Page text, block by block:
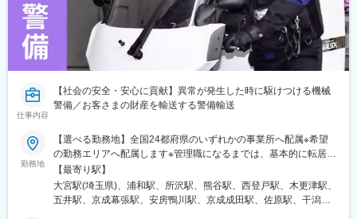
駅、千葉みなと駅、岩本町駅、京橋駅(東京都)、日比谷駅、虎ノ門
駅、麹町駅、小伝馬町駅、浜町駅、東日本橋駅、白金高輪駅、六
本木一丁目駅、築地市場駅、乃木坂駅、東新宿駅、四ツ谷駅、牛
込柳町駅、四谷三丁目駅、江戸川橋駅、不動前駅、高輪台駅、
代々木公園駅、東池袋四丁目駅、羽田空港第２ターミナル駅(東京
モノレール・ＡＮＡ利用)、多磨霊園駅、横浜駅、馬車道駅、新千
葉駅
仕事内容
【社会の安全・安心に貢献】異常が発生した時に駆けつける機械
警備／お客さまの財産を輸送する警備輸送
勤務地
【選べる勤務地】全国24都府県のいずれかの事業所へ配属※希望
の勤務エリアへ配属します※管理職になるまでは、基本的に転居を
伴う転勤はありません。※3～5年間、所属事務所に在籍のまま、
東京や大阪などで勤務できる“他所勤務”制度もあります。＜募集エ
リア＞東京都、埼玉県、千葉県、神奈川県、茨城県、宮城県、山
【最寄り駅】
大宮駅(埼玉県)、浦和駅、所沢駅、熊谷駅、西登戸駅、木更津駅、
五井駅、京成幕張駅、安房鴨川駅、京成成田駅、佐原駅、干潟